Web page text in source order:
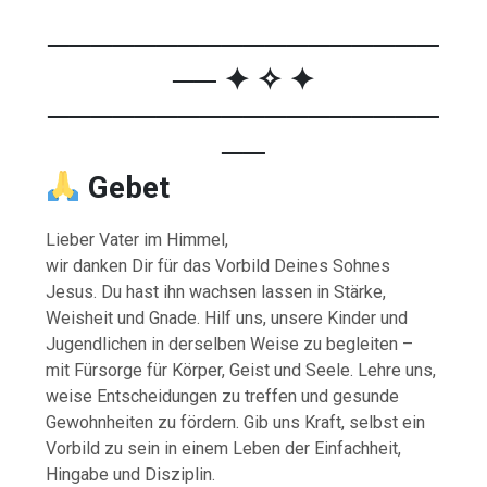
──────────────────
── ✦ ✧ ✦
──────────────────
──
Gebet
LieberVater im Himmel,
wirdanken DirfürdasVorbild DeinesSohnes
Jesus. Duhast ihnwachsen lassen inStärke,
WeisheitundGnade. Hilfuns,unsere Kinderund
Jugendlichen inderselbenWeise zubegleiten –
mit Fürsorgefür Körper,GeistundSeele. Lehreuns,
weise Entscheidungen zutreffenundgesunde
Gewohnheiten zufördern.Gibuns Kraft, selbstein
Vorbild zu sein ineinem Lebender Einfachheit,
Hingabeund Disziplin.